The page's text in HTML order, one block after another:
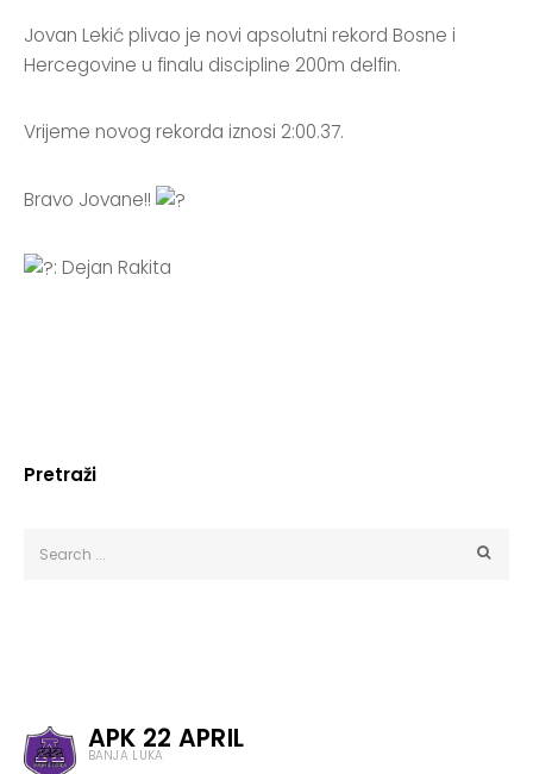
Jovan Lekić plivao je novi apsolutni rekord Bosne i
Hercegovine u finalu discipline 200m delfin.
Vrijeme novog rekorda iznosi 2:00.37.
Bravo Jovane!!
: Dejan Rakita
Pretraži
APK 22 APRIL
BANJA LUKA